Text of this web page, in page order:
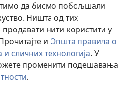
да бисмо побољшали
Ништа од тих
нити користити у
и Општа правила о
сличних технологија. У
променити подешавања
.
Bible and Tract Society of Pennsylvania.